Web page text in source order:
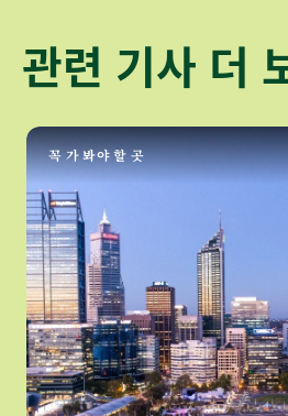
관련 기사 더
꼭 가 봐야 할 곳